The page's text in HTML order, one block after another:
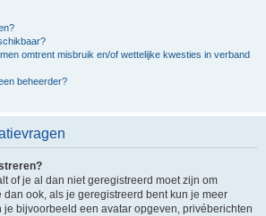
omtrent misbruik en/of wettelijke kwesties in verband
beheerder?
of je al dan niet geregistreerd moet zijn om
dan ook, als je geregistreerd bent kun je meer
je bijvoorbeeld een avatar opgeven, privéberichten